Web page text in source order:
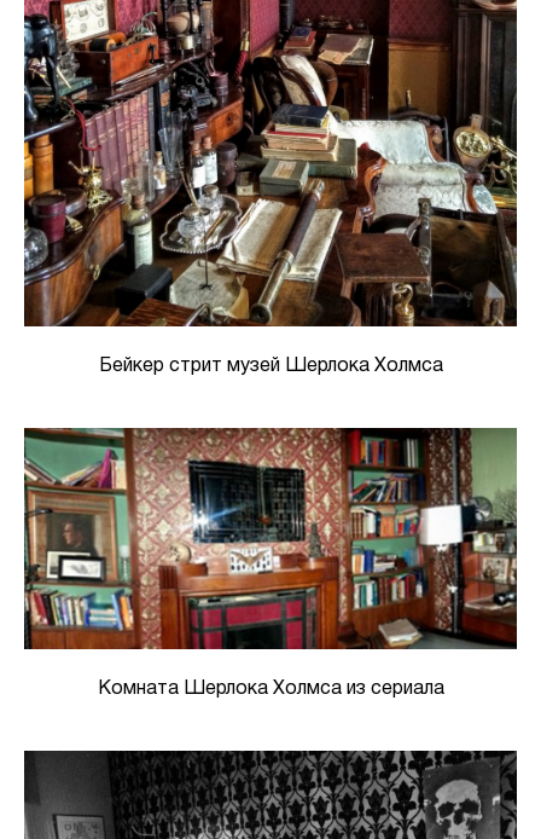
Бейкер стрит музей Шерлока Холмса
Комната Шерлока Холмса из сериала